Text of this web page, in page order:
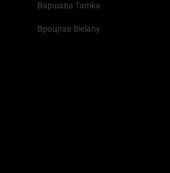
Варшава Tamka
Вроцлав Bielany